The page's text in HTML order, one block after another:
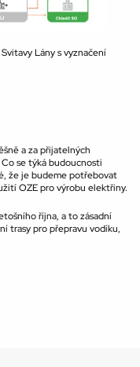
Lány s vyznačení
a za přijatelných
se týká budoucnosti
že je budeme potřebovat
OZE pro výrobu elektřiny.
října, a to zásadní
trasy pro přepravu vodíku,